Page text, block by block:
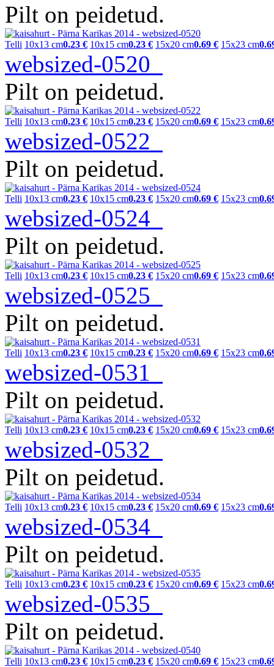
Pilt on peidetud.
Telli 10x13 cm0.23 € 10x15 cm0.23 € 15x20 cm0.69 € 15x23 cm
websized-0520
Pilt on peidetud.
Telli 10x13 cm0.23 € 10x15 cm0.23 € 15x20 cm0.69 € 15x23 cm
websized-0522
Pilt on peidetud.
Telli 10x13 cm0.23 € 10x15 cm0.23 € 15x20 cm0.69 € 15x23 cm
websized-0524
Pilt on peidetud.
Telli 10x13 cm0.23 € 10x15 cm0.23 € 15x20 cm0.69 € 15x23 cm
websized-0525
Pilt on peidetud.
Telli 10x13 cm0.23 € 10x15 cm0.23 € 15x20 cm0.69 € 15x23 cm
websized-0531
Pilt on peidetud.
Telli 10x13 cm0.23 € 10x15 cm0.23 € 15x20 cm0.69 € 15x23 cm
websized-0532
Pilt on peidetud.
Telli 10x13 cm0.23 € 10x15 cm0.23 € 15x20 cm0.69 € 15x23 cm
websized-0534
Pilt on peidetud.
Telli 10x13 cm0.23 € 10x15 cm0.23 € 15x20 cm0.69 € 15x23 cm
websized-0535
Pilt on peidetud.
Telli 10x13 cm0.23 € 10x15 cm0.23 € 15x20 cm0.69 € 15x23 cm